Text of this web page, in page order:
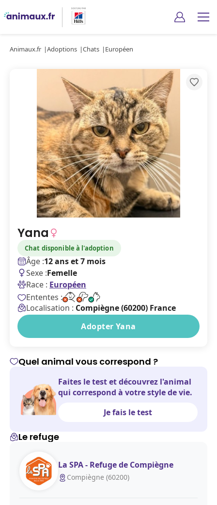
Animaux.fr Adoptions Chats Européen
Yana
Chat disponible à l'adoption
Âge :12 ans et 7 mois
Sexe :Femelle
Race : Européen
Ententes :
Localisation : Compiègne (60200) France
Adopter Yana
Quel animal vous correspond ?
Faites le test et découvrez l'animal
qui correspond à votre style de vie.
Je fais le test
Le refuge
La SPA - Refuge de Compiègne
Compiègne (60200)